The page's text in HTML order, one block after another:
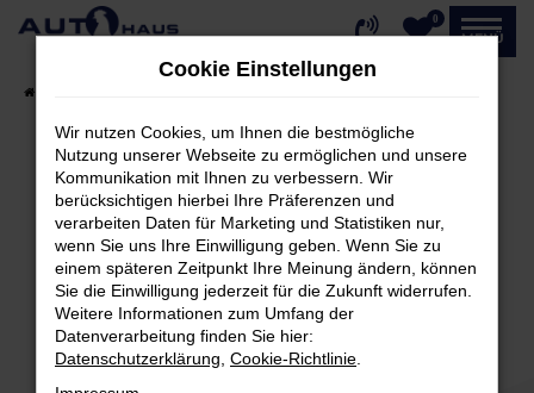
Zum
0
MENÜ
Fehler: Network Error
Beim Laden ist ein Fehler aufgetreten.
Hier sind ein paar Tipps, die dir helfen können:
Überprüfe deine Firewall und deine
Internetverbindung.
Laden andere Webseiten, zum Beispiel deine
Cookie Einstellungen
Wir nutzen Cookies, um Ihnen die bestmögliche
Nutzung unserer Webseite zu ermöglichen und unsere
Kommunikation mit Ihnen zu verbessern. Wir
berücksichtigen hierbei Ihre Präferenzen und
verarbeiten Daten für Marketing und Statistiken nur,
wenn Sie uns Ihre Einwilligung geben. Wenn Sie zu
einem späteren Zeitpunkt Ihre Meinung ändern, können
Sie die Einwilligung jederzeit für die Zukunft widerrufen.
Weitere Informationen zum Umfang der
Datenverarbeitung finden Sie hier:
Datenschutzerklärung Cookie-Richtlinie